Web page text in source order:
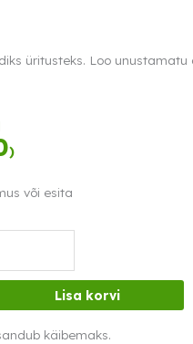
üritusteks. Loo unustamatu
)
või esita
Lisa korvi
käibemaks.